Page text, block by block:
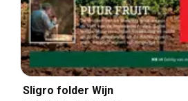
Sligro folder Wijn